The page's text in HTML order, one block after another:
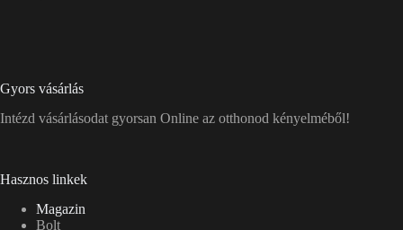
Gyors vásárlás
Intézd vásárlásodat gyorsan Online az otthonod kényelméből!
Hasznos linkek
Magazin
Bolt